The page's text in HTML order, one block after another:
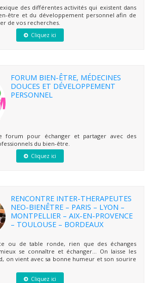
des différentes activités qui existent dans
être et du développement personnel afin de
de vos recherches.
Cliquez ici
FORUM BIEN-ÊTRE, MÉDECINES
DOUCES ET DÉVELOPPEMENT
PERSONNEL
forum pour échanger et partager avec des
du bien-être.
Cliquez ici
RENCONTRE INTER-THERAPEUTES
NEO-BIENÊTRE – PARIS – LYON –
MONTPELLIER – AIX-EN-PROVENCE
– TOULOUSE – BORDEAUX
ou de table ronde, rien que des échanges
se connaître et échanger… On laisse les
on vient avec sa bonne humeur et son sourire
Cliquez ici